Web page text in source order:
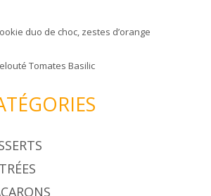
duo de choc, zestes d’orange
Tomates Basilic